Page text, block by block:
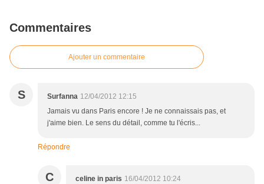
Commentaires
Ajouter un commentaire
S Surfanna 12/04/2012 12:15
Jamais vu dans Paris encore ! Je ne connaissais pas, et
j'aime bien. Le sens du détail, comme tu l'écris...
Répondre
C celine in paris 16/04/2012 10:24